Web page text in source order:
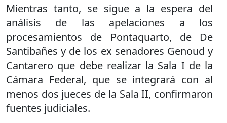
Mientras tanto, se sigue a la espera del
análisis de las apelaciones a los
procesamientos de Pontaquarto, de De
Santibañes y de los ex senadores Genoud y
Cantarero que debe realizar la Sala I de la
Cámara Federal, que se integrará con al
menos dos jueces de la Sala II, confirmaron
fuentes judiciales.